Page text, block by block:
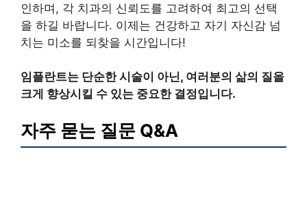
인하며, 각 치과의 신뢰도를 고려하여 최고의 선택
을 하길 바랍니다. 이제는 건강하고 자기 자신감 넘
치는 미소를 되찾을 시간입니다!
임플란트는 단순한 시술이 아닌, 여러분의 삶의 질을
크게 향상시킬 수 있는 중요한 결정입니다.
자주 묻는 질문 Q&A